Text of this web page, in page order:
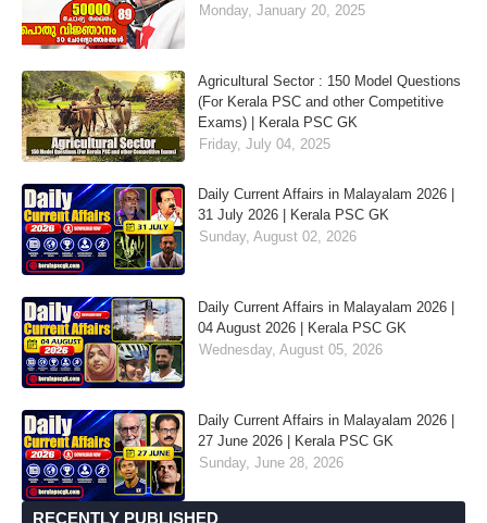
Monday, January 20, 2025
Agricultural Sector : 150 Model Questions
(For Kerala PSC and other Competitive
Exams) | Kerala PSC GK
Friday, July 04, 2025
Daily Current Affairs in Malayalam 2026 |
31 July 2026 | Kerala PSC GK
Sunday, August 02, 2026
Daily Current Affairs in Malayalam 2026 |
04 August 2026 | Kerala PSC GK
Wednesday, August 05, 2026
Daily Current Affairs in Malayalam 2026 |
27 June 2026 | Kerala PSC GK
Sunday, June 28, 2026
RECENTLY PUBLISHED